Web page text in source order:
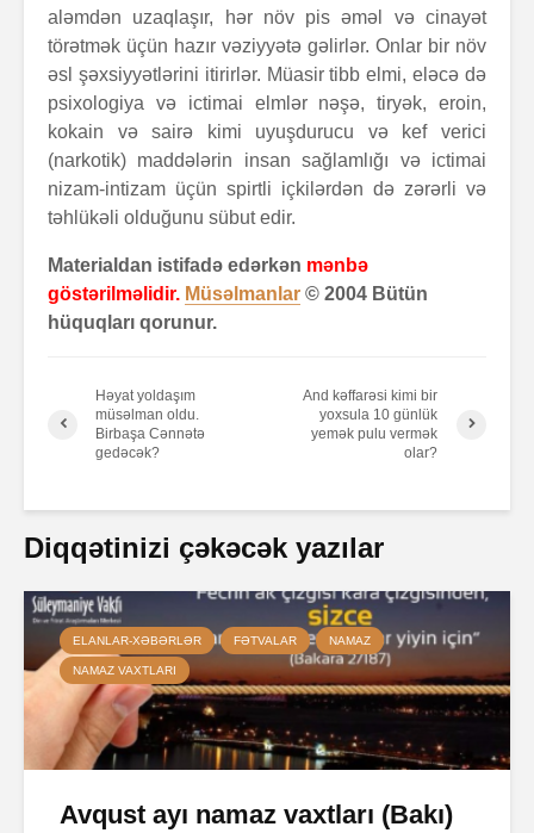
aləmdən uzaqlaşır, hər növ pis əməl və cinayət
törətmək üçün hazır vəziyyətə gəlirlər. Onlar bir növ
əsl şəxsiyyətlərini itirirlər. Müasir tibb elmi, eləcə də
psixologiya və ictimai elmlər nəşə, tiryək, eroin,
kokain və sairə kimi uyuşdurucu və kef verici
(narkotik) maddələrin insan sağlamlığı və ictimai
nizam-intizam üçün spirtli içkilərdən də zərərli və
təhlükəli olduğunu sübut edir.
Materialdan istifadə edərkən mənbə
göstərilməlidir. Müsəlmanlar © 2004 Bütün
hüquqları qorunur.
Həyat yoldaşım
müsəlman oldu.
Birbaşa Cənnətə
gedəcək?
And kəffarəsi kimi bir
yoxsula 10 günlük
yemək pulu vermək
olar?
Diqqətinizi çəkəcək yazılar
ELANLAR-XƏBƏRLƏR FƏTVALAR NAMAZ
NAMAZ VAXTLARI
Avqust ayı namaz vaxtları (Bakı)